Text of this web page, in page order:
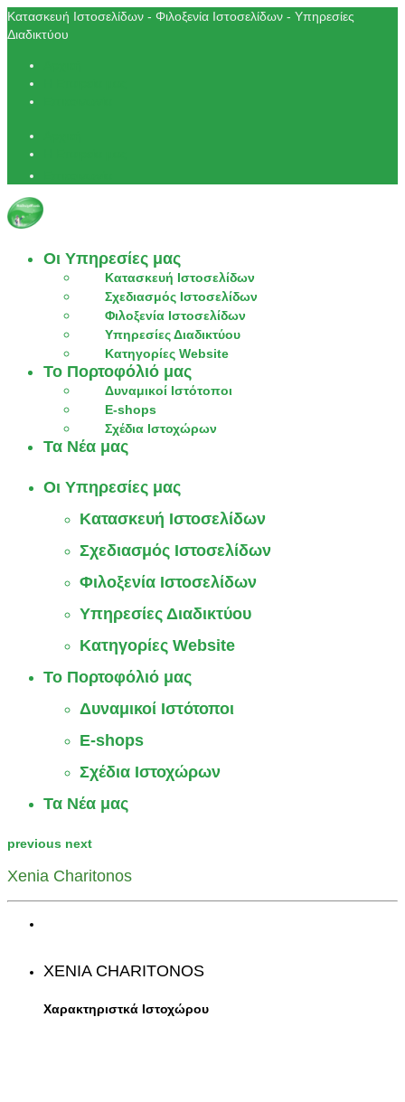
Κατασκευή Ιστοσελίδων - Φιλοξενία Ιστοσελίδων - Υπηρεσίες
Διαδικτύου
Οι Υπηρεσίες μας
Κατασκευή Ιστοσελίδων
Σχεδιασμός Ιστοσελίδων
Φιλοξενία Ιστοσελίδων
Υπηρεσίες Διαδικτύου
Κατηγορίες Website
Το Πορτοφόλιό μας
Δυναμικοί Ιστότοποι
E-shops
Σχέδια Ιστοχώρων
Τα Νέα μας
Οι Υπηρεσίες μας
Κατασκευή Ιστοσελίδων
Σχεδιασμός Ιστοσελίδων
Φιλοξενία Ιστοσελίδων
Υπηρεσίες Διαδικτύου
Κατηγορίες Website
Το Πορτοφόλιό μας
Δυναμικοί Ιστότοποι
E-shops
Σχέδια Ιστοχώρων
Τα Νέα μας
previous next
Xenia Charitonos
XENIA CHARITONOS
Χαρακτηριστκά Ιστοχώρου